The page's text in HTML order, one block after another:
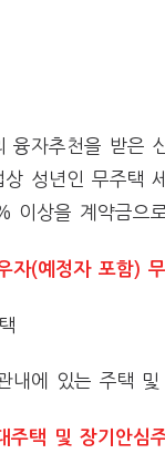
융자추천을 받은
상 성년인 무주택
이상을 계약금으
자(예정자 포함)
내에 있는 주택
택 및 장기안심